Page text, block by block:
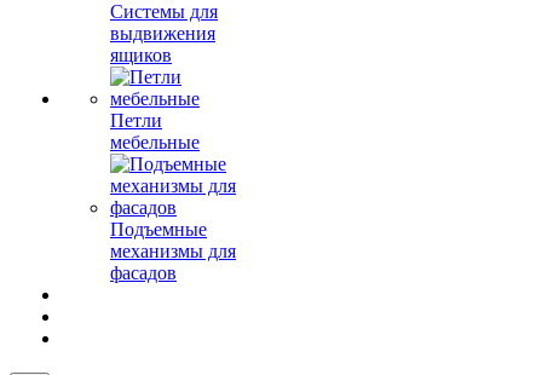
Системы для
выдвижения
ящиков
Петли
мебельные
Подъемные
механизмы для
фасадов